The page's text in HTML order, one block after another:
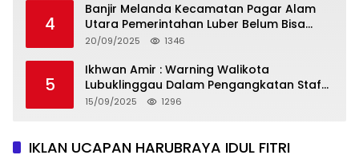
4
Banjir Melanda Kecamatan Pagar Alam
Utara Pemerintahan Luber Belum Bisa
Mengatasi Banjir
20/09/2025 1346
5
Ikhwan Amir : Warning Walikota
Lubuklinggau Dalam Pengangkatan Staf
Khusus
15/09/2025 1296
IKLAN UCAPAN HARUBRAYA IDUL FITRI